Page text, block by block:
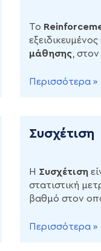
Το
μάθησης ,
βέλτιστες
Περισσότερα »
Συσχέτιση
Η Συσχέτιση
στατιστική
βαθμό στον
μονοτονικά.
Περισσότερα »